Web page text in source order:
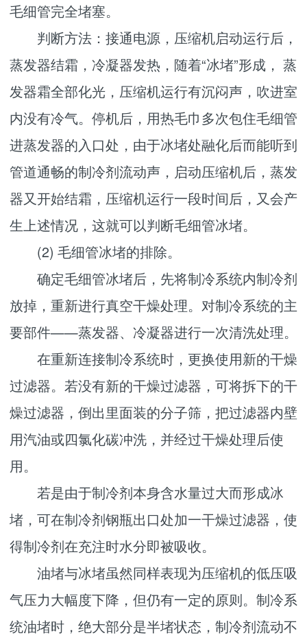
毛细管完全堵塞。
判断方法：接通电源，压缩机启动运行后，
蒸发器结霜，冷凝器发热，随着“冰堵”形成， 蒸
发器霜全部化光，压缩机运行有沉闷声，吹进室
内没有冷气。停机后，用热毛巾多次包住毛细管
进蒸发器的入口处，由于冰堵处融化后而能听到
管道通畅的制冷剂流动声，启动压缩机后，蒸发
器又开始结霜，压缩机运行一段时间后，又会产
生上述情况，这就可以判断毛细管冰堵。
(2) 毛细管冰堵的排除。
确定毛细管冰堵后，先将制冷系统内制冷剂
放掉，重新进行真空干燥处理。对制冷系统的主
要部件——蒸发器、冷凝器进行一次清洗处理。
在重新连接制冷系统时，更换使用新的干燥
过滤器。若没有新的干燥过滤器，可将拆下的干
燥过滤器，倒出里面装的分子筛，把过滤器内壁
用汽油或四氯化碳冲洗，并经过干燥处理后使
用。
若是由于制冷剂本身含水量过大而形成冰
堵，可在制冷剂钢瓶出口处加一干燥过滤器，使
得制冷剂在充注时水分即被吸收。
油堵与冰堵虽然同样表现为压缩机的低压吸
气压力大幅度下降，但仍有一定的原则。制冷系
统油堵时，绝大部分是半堵状态，制冷剂流动不